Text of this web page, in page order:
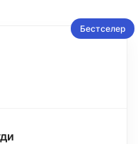
Бестселер